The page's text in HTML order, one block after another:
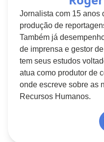
Jornalista com 15 anos
produção de
Também já
de imprensa e gestor
tem seus estudos
atua como produtor de
onde escreve sobre as
Recursos Humanos.